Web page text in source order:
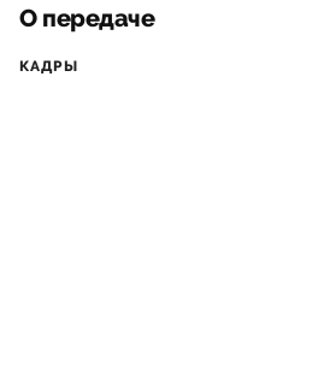
О передаче
КАДРЫ